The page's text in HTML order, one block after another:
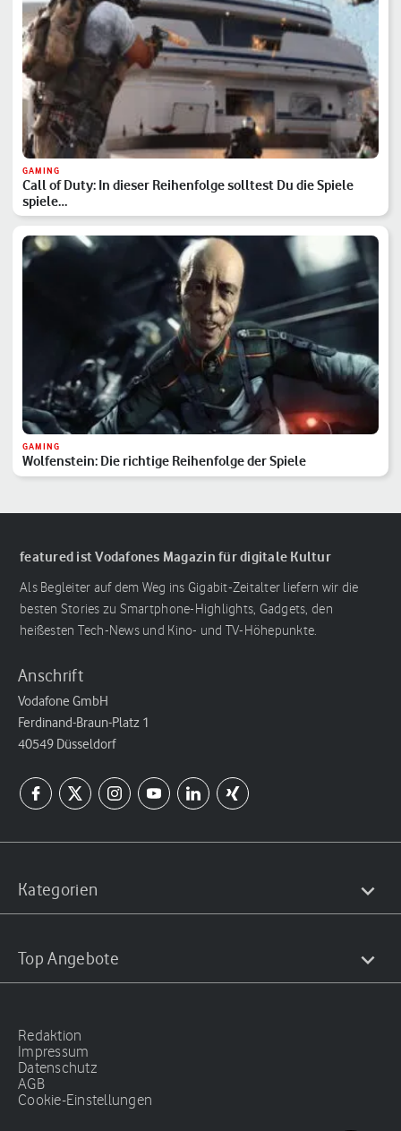
GAMING
Call of Duty: In dieser Reihenfolge solltest Du die Spiele
spiele…
GAMING
Wolfenstein: Die richtige Reihenfolge der Spiele
featured ist Vodafones Magazin für digitale Kultur
Als Begleiter auf dem Weg ins Gigabit-Zeitalter liefern wir die
besten Stories zu Smartphone-Highlights, Gadgets, den
heißesten Tech-News und Kino- und TV-Höhepunkte.
Anschrift
Vodafone GmbH
Ferdinand-Braun-Platz 1
40549 Düsseldorf
Kategorien
Top Angebote
Redaktion
Impressum
Datenschutz
AGB
Cookie-Einstellungen